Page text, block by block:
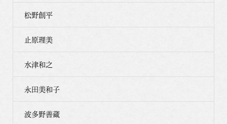
松野創平
止原理美
水津和之
永田美和子
波多野善蔵